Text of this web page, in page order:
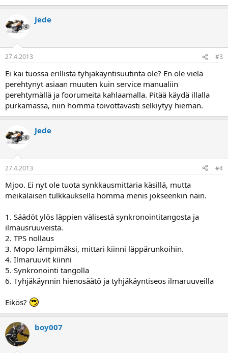
Jede
27.4.2013 #3
Ei kai tuossa erillistä tyhjäkäyntisuutinta ole? En ole vielä
perehtynyt asiaan muuten kuin service manualiin
perehtymällä ja foorumeita kahlaamalla. Pitää käydä illalla
purkamassa, niin homma toivottavasti selkiytyy hieman.
Jede
27.4.2013 #4
Mjoo. Ei nyt ole tuota synkkausmittaria käsillä, mutta
meikäläisen tulkkauksella homma menis jokseenkin näin.
1. Säädöt ylös läppien välisestä synkronointitangosta ja
ilmausruuveista.
2. TPS nollaus
3. Mopo lämpimäksi, mittari kiinni läppärunkoihin.
4. Ilmaruuvit kiinni
5. Synkronointi tangolla
6. Tyhjäkäynnin hienosäätö ja tyhjäkäyntiseos ilmaruuveilla
Eikös?
boy007